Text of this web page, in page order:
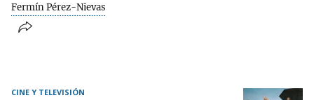
Fermín Pérez-Nievas
CINE Y TELEVISIÓN